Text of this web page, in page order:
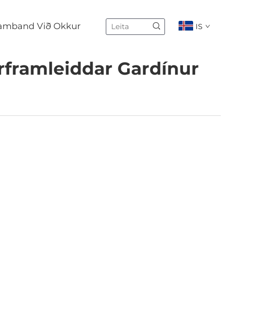
Við Okkur IS
Gardínur